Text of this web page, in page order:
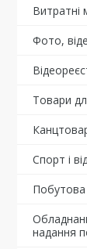
Витратні
Фото,
Товари
Спорт і
Побутова
надання